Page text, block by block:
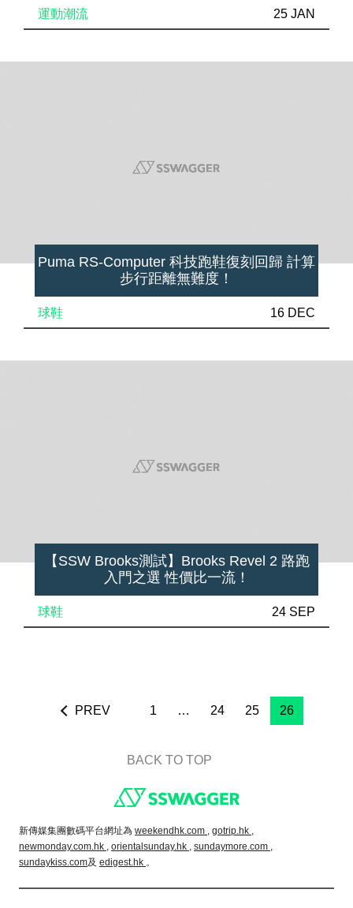
運動潮流 25 JAN
Puma RS-Computer 科技跑鞋復刻回歸 計算
步行距離無難度！
球鞋 16 DEC
【SSW Brooks測試】Brooks Revel 2 路跑
入門之選 性價比一流！
球鞋 24 SEP
PREV 1 … 24 25 26
BACK TO TOP
新傳媒集團數碼平台網址為 weekendhk.com , gotrip.hk ,
newmonday.com.hk , orientalsunday.hk , sundaymore.com ,
sundaykiss.com及 edigest.hk 。